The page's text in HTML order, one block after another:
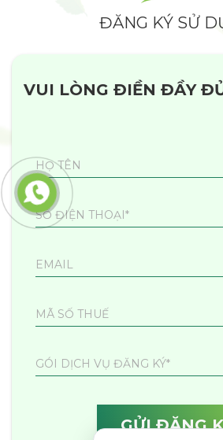
ĐĂNG KÝ SỬ
VUI LÒNG ĐIỀN ĐẦY
HỌ TÊN
SỐ ĐIỆN THOẠI*
EMAIL
MÃ SỐ THUẾ
GÓI DỊCH VỤ ĐĂNG KÝ*